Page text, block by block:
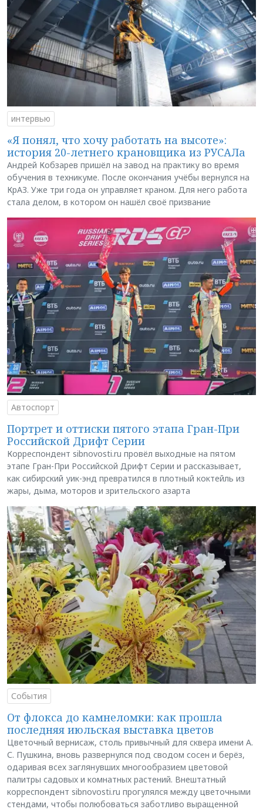
интервью
«Я понял, что хочу работать на высоте»:
история 20-летнего крановщика из РУСАЛа
Андрей Кобзарев пришёл на завод на практику во время
обучения в техникуме. После окончания учёбы вернулся на
КрАЗ. Уже три года он управляет краном. Для него работа
стала делом, в котором он нашёл своё призвание
Автоспорт
Портрет и оттиски пятого этапа Гран-При
Российской Дрифт Серии
Корреспондент sibnovosti.ru провёл выходные на пятом
этапе Гран-При Российской Дрифт Серии и рассказывает,
как сибирский уик-энд превратился в плотный коктейль из
жары, дыма, моторов и зрительского азарта
События
От флокса до камнеломки: как прошла
последняя июльская выставка цветов
Цветочный вернисаж, столь привычный для сквера имени А.
С. Пушкина, вновь развернулся под сводом сосен и берёз,
одаривая всех заглянувших многообразием цветовой
палитры садовых и комнатных растений. Внештатный
корреспондент sibnovosti.ru прогулялся между цветочными
стендами, чтобы полюбоваться заботливо выращенной